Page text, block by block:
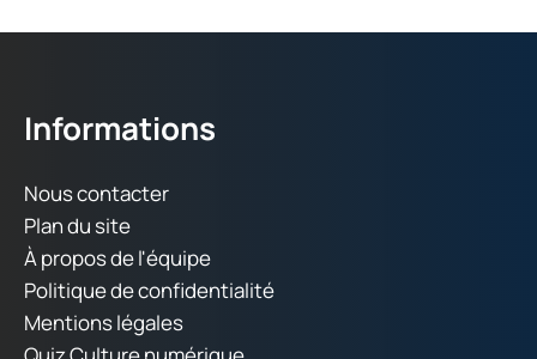
Informations
Nous contacter
Plan du site
À propos de l'équipe
Politique de confidentialité
Mentions légales